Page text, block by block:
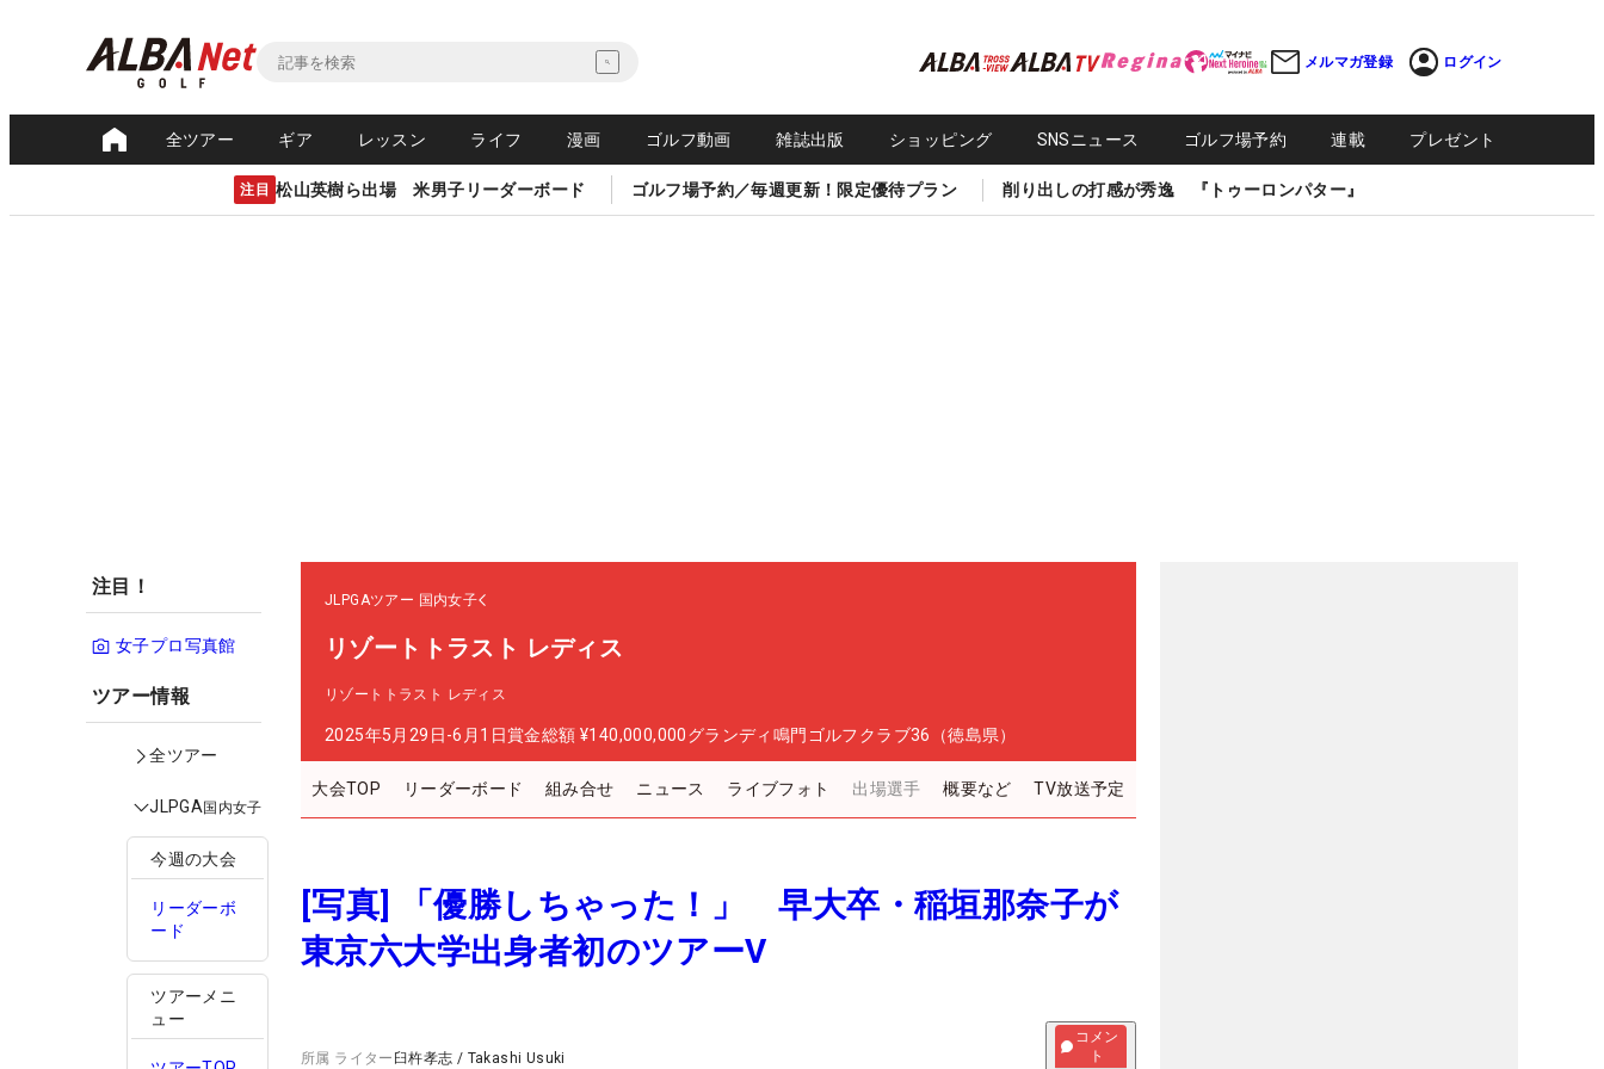
メルマガ登録 ログイン
全ツアー ギア レッスン ライフ 漫画 ゴルフ動画 雑誌出版 ショッピング SNSニュース ゴルフ場予約 連載 プレゼント
注目 松山英樹ら出場 米男子リーダーボード ゴルフ場予約／毎週更新！限定優待プラン 削り出しの打感が秀逸 『トゥーロンパター』
注目！
女子プロ写真館
ツアー情報
全ツアー
JLPGA国内女子
今週の大会
リーダーボ
ード
ツアーメニ
ュー
JLPGAツアー 国内女子
リゾートトラスト レディス
リゾートトラスト レディス
2025年5月29日-6月1日賞金総額 ¥140,000,000グランディ鳴門ゴルフクラブ36（徳島県）
大会TOP リーダーボード 組み合せ ニュース ライブフォト 出場選手 概要など TV放送予定
[写真] 「優勝しちゃった！」 早大卒・稲垣那奈子が
東京六大学出身者初のツアーV
所属 ライター 臼杵孝志 / Takashi Usuki
コメン
ト